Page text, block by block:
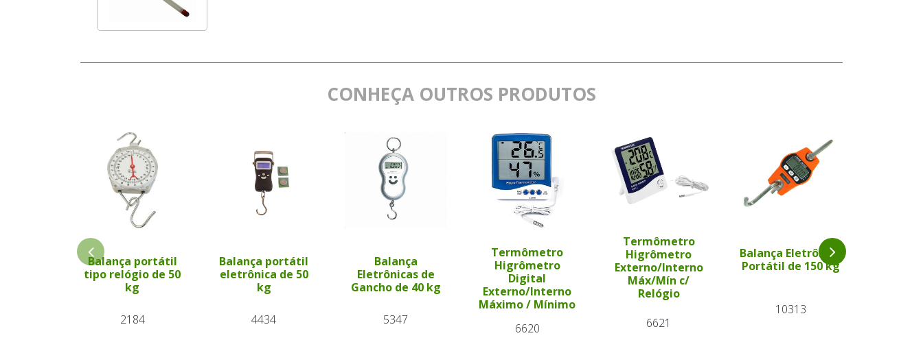
CONHEÇA OUTROS PRODUTOS
Balança portátil
tipo relógio de 50
kg
2184
Balança portátil
eletrônica de 50
kg
4434
Balança
Eletrônicas de
Gancho de 40 kg
5347
Termômetro
Higrômetro
Digital
Externo/Interno
Máximo / Mínimo
6620
Termômetro
Higrômetro
Externo/Interno
Máx/Mín c/
Relógio
6621
Balança Eletrônica
Portátil de 150 kg
10313